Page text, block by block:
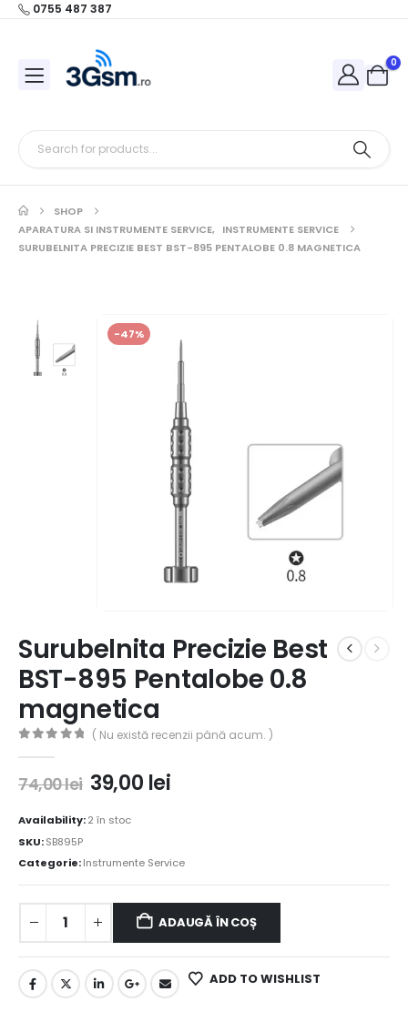
0755 487 387
0
SHOP
APARATURA SI INSTRUMENTE SERVICE, INSTRUMENTE SERVICE
SURUBELNITA PRECIZIE BEST BST-895 PENTALOBE 0.8 MAGNETICA
-47%
Surubelnita Precizie Best
BST-895 Pentalobe 0.8
magnetica
( Nu există recenzii până acum. )
74,00lei 39,00 lei
Availability:2 în stoc
SKU:SB895P
Categorie:Instrumente Service
ADAUGĂ ÎN COȘ
ADD TO WISHLIST